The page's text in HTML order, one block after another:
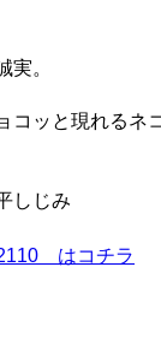
実。
コッと現れるネ
しじみ
はコチラ